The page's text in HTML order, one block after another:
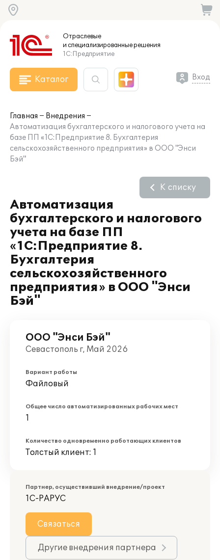
Отраслевые
и специализированныерешения
1С:Предприятие
Каталог Вход
Главная
Внедрения
Автоматизация бухгалтерского и налогового учета на
базе ПП «1С:Предприятие 8. Бухгалтерия
сельскохозяйственного предприятия» в ООО "Энси
Бэй"
Автоматизация
бухгалтерского и налогового
учета на базе ПП
«1С:Предприятие 8.
Бухгалтерия
сельскохозяйственного
предприятия» в ООО "Энси
Бэй"
К списку
ООО "Энси Бэй"
Севастополь г, Май 2026
Вариант работы
Файловый
Общее число автоматизированных рабочих мест
1
Количество одновременно работающих клиентов
Толстый клиент: 1
Партнер, осуществивший внедрение/проект
1С-РАРУС
Связаться
Другие внедрения партнера